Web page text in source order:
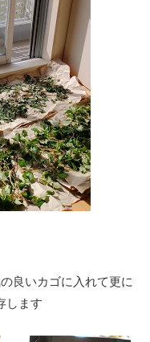
良いカゴに入れて更に
します